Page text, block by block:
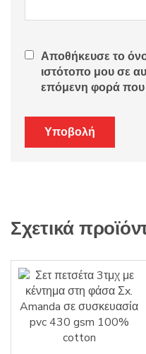
Αποθήκευσε το
ιστότοπο μου σε
επόμενη φορά
Σχετικά